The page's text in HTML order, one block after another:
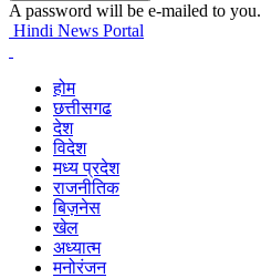
A password will be e-mailed to you.
Hindi News Portal
होम
छत्तीसगढ
देश
विदेश
मध्य प्रदेश
राजनीतिक
बिज़नेस
खेल
अध्यात्म
मनोरंजन